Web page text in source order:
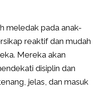
meledak pada anak-
reaktif dan mudah
Mereka akan
disiplin dan
jelas, dan masuk